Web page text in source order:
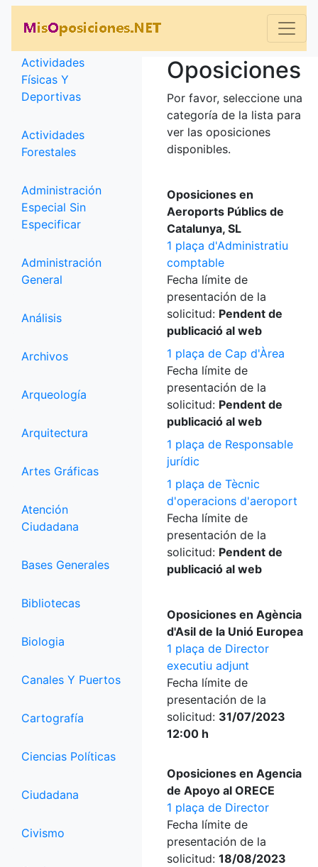
Categorías
Actividades
Físicas Y
Deportivas
Actividades
Forestales
Administración
Especial Sin
Especificar
Administración
General
Análisis
Archivos
Arqueología
Arquitectura
Artes Gráficas
Atención
Ciudadana
Bases Generales
Bibliotecas
Biologia
Canales Y Puertos
Cartografía
Ciencias Políticas
Ciudadana
Civismo
Oposiciones
Por favor, seleccione una
categoría de la lista para
ver las oposiciones
disponibles.
Oposiciones en
Aeroports Públics de
Catalunya, SL
1 plaça d'Administratiu
comptable
Fecha límite de
presentación de la
solicitud: Pendent de
publicació al web
1 plaça de Cap d'Àrea
Fecha límite de
presentación de la
solicitud: Pendent de
publicació al web
1 plaça de Responsable
jurídic
1 plaça de Tècnic
d'operacions d'aeroport
Fecha límite de
presentación de la
solicitud: Pendent de
publicació al web
Oposiciones en Agència
d'Asil de la Unió Europea
1 plaça de Director
executiu adjunt
Fecha límite de
presentación de la
solicitud: 31/07/2023
12:00 h
Oposiciones en Agencia
de Apoyo al ORECE
1 plaça de Director
Fecha límite de
presentación de la
solicitud: 18/08/2023